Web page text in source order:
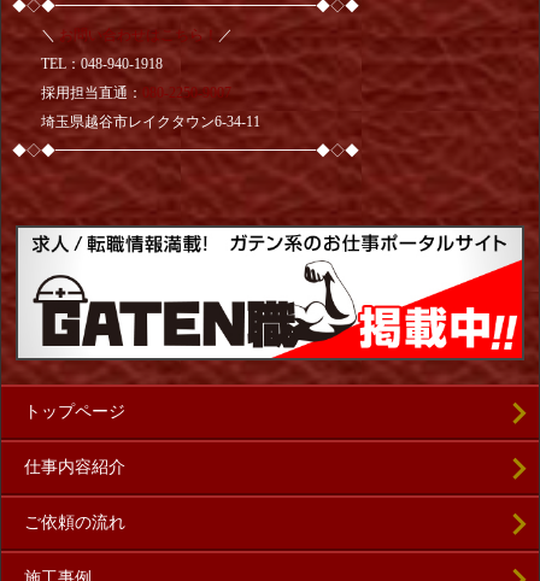
◆◇◆━━━━━━━━━━━━━━━━━━◆◇◆
＼ お問い合わせはこちら！
／
TEL：048-940-1918
採用担当直通：
080-2250-9007
埼玉県越谷市レイクタウン6-34-11
◆◇◆━━━━━━━━━━━━━━━━━━◆◇◆
トップページ
仕事内容紹介
ご依頼の流れ